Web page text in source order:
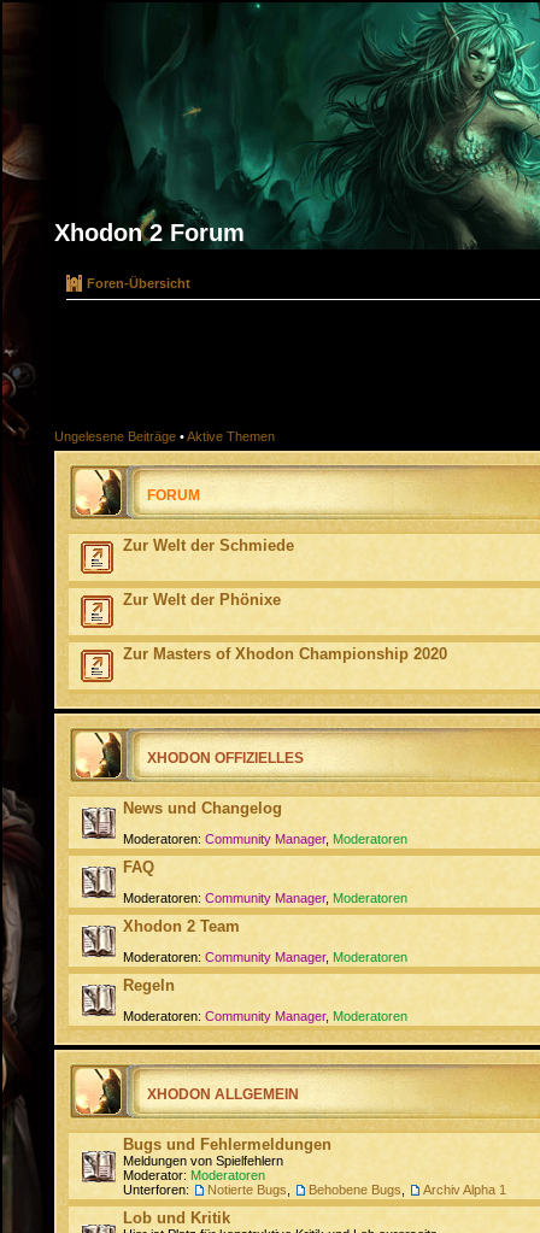
Xhodon 2 Forum
Foren-Übersicht
Ungelesene Beiträge •Aktive Themen
FORUM
Zur Welt der Schmiede
Zur Welt der Phönixe
Zur Masters of Xhodon Championship 2020
XHODON OFFIZIELLES
News und Changelog
Moderatoren: Community Manager, Moderatoren
FAQ
Moderatoren: Community Manager, Moderatoren
Xhodon 2 Team
Moderatoren: Community Manager, Moderatoren
Regeln
Moderatoren: Community Manager, Moderatoren
XHODON ALLGEMEIN
Bugs und Fehlermeldungen
Meldungen von Spielfehlern
Moderator: Moderatoren
Unterforen:
Notierte Bugs , Behobene Bugs Archiv Alpha 1
Lob und Kritik